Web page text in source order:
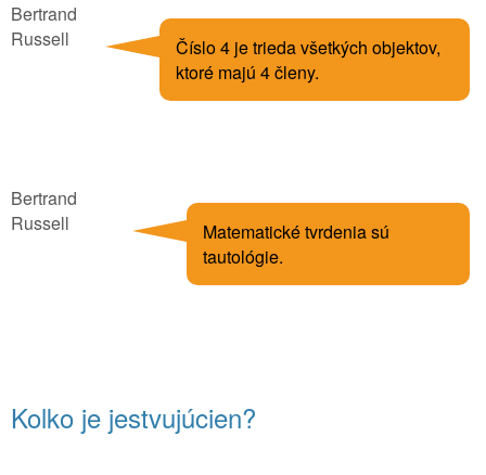
Bertrand
Russell
Číslo 4 je trieda všetkých objektov,
ktoré majú 4 členy.
Bertrand
Russell
Matematické tvrdenia sú
tautológie.
Kolko je jestvujúcien?